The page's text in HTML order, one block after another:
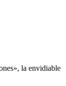
la envidiable